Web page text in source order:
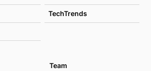
TechTrends
Team